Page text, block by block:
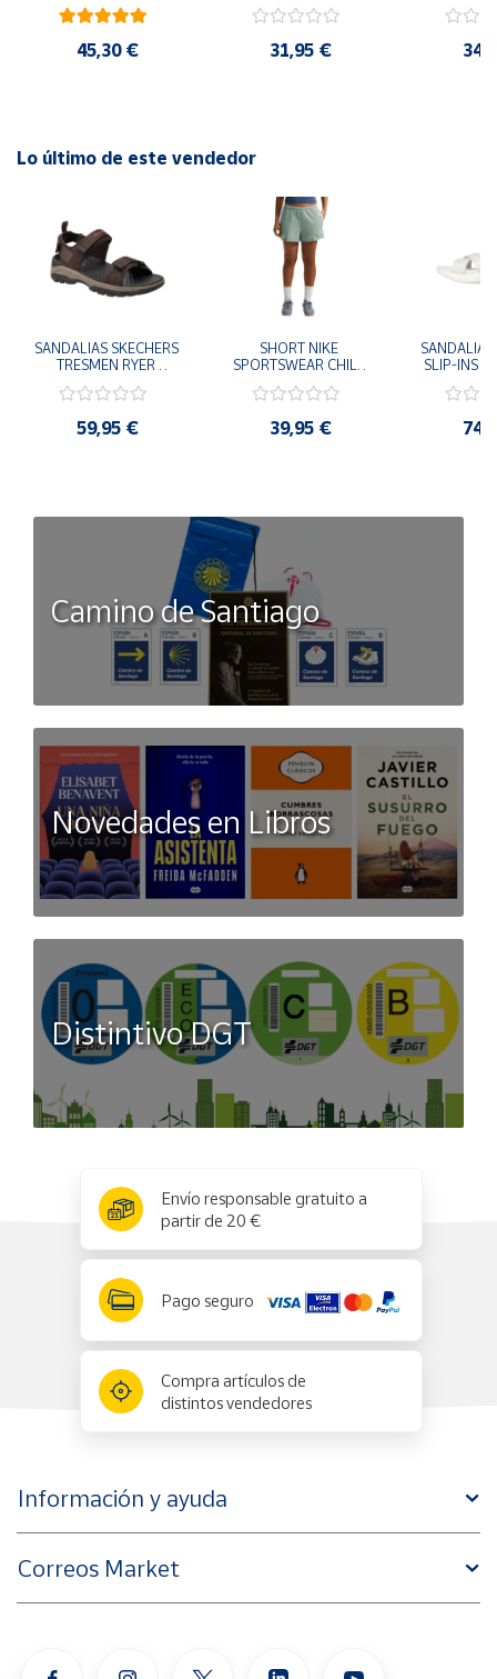
45,30 € 31,95 €
Lo último de este vendedor
SANDALIAS SKECHERS
TRESMEN RYER
205112-CHOC
COMODAS
59,95 €
SHORT NIKE
SPORTSWEAR CHILL
006 PANTALONES
39,95 €
SANDALIAS
SLIP-INS
Camino de Santiago
Novedades en Libros
Distintivo DGT
Envío responsable gratuito a
partir de 20 €
Pago seguro
Compra artículos de
distintos vendedores
Información y ayuda
Correos Market